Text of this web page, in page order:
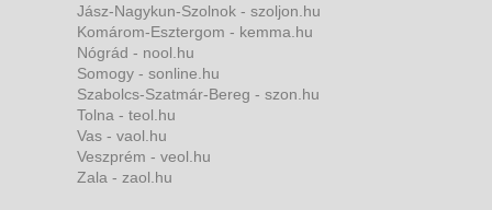
Jász-Nagykun-Szolnok - szoljon.hu
Komárom-Esztergom - kemma.hu
Nógrád - nool.hu
Somogy - sonline.hu
Szabolcs-Szatmár-Bereg - szon.hu
Tolna - teol.hu
Vas - vaol.hu
Veszprém - veol.hu
Zala - zaol.hu